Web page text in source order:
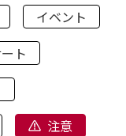
イベント
ト
注意